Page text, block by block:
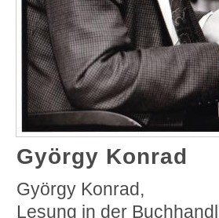
György Konrad
György Konrad,
Lesung in der